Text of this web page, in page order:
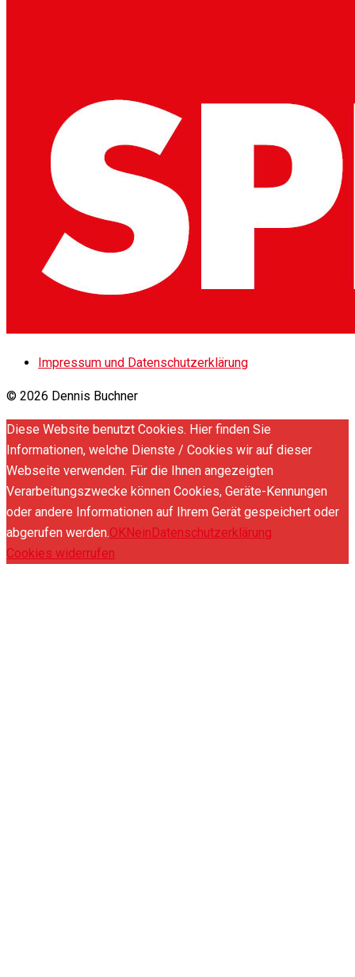
Impressum und Datenschutzerklärung
© 2026 Dennis Buchner
Diese Website benutzt Cookies. Hier finden Sie
Informationen, welche Dienste / Cookies wir auf dieser
Webseite verwenden. Für die Ihnen angezeigten
Verarbeitungszwecke können Cookies, Geräte-Kennungen
oder andere Informationen auf Ihrem Gerät gespeichert oder
abgerufen werden.OKNeinDatenschutzerklärung
Cookies widerrufen